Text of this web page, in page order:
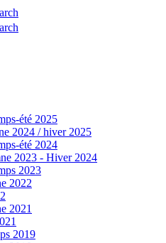
été 2025
2024 / hiver 2025
été 2024
2023 - Hiver 2024
2023
2022
2021
2019